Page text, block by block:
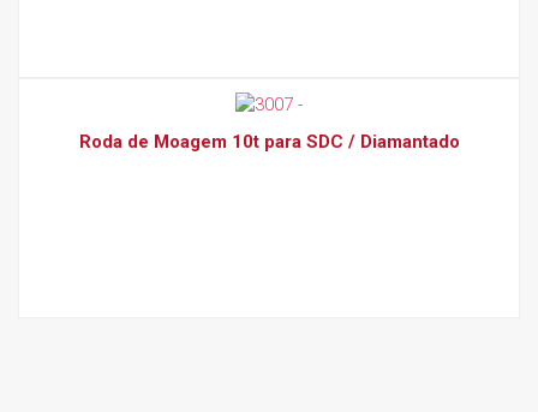
Roda de Moagem 10t para SDC / Diamantado